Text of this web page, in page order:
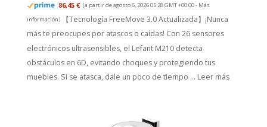
86,45 € (a partir de agosto 6, 2026 05:28 GMT +00:00 - Más
información)
【Tecnología FreeMove 3.0 Actualizada】¡Nunca
más te preocupes por atascos o caídas! Con 26 sensores
electrónicos ultrasensibles, el Lefant M210 detecta
obstáculos en 6D, evitando choques y protegiendo tus
muebles. Si se atasca, dale un poco de tiempo ... Leer más